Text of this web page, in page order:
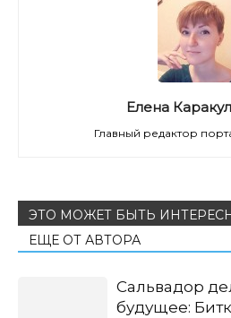
Елена
Главный редактор
ЭТО МОЖЕТ БЫТЬ
ЕЩЕ ОТ АВТОРА
Сальвадор
будущее: